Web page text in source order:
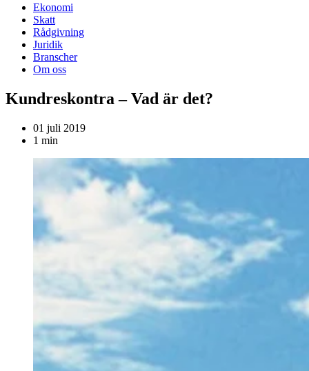
Ekonomi
Skatt
Rådgivning
Juridik
Branscher
Om oss
Kundreskontra – Vad är det?
01 juli 2019
1 min